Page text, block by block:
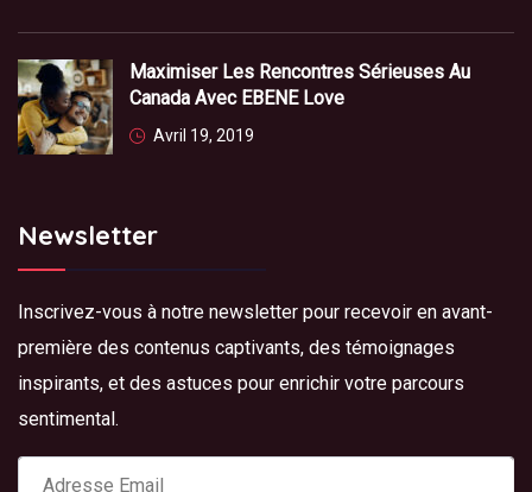
Maximiser Les Rencontres Sérieuses Au
Canada Avec EBENE Love
Avril 19, 2019
Newsletter
Inscrivez-vous à notre newsletter pour recevoir en avant-
première des contenus captivants, des témoignages
inspirants, et des astuces pour enrichir votre parcours
sentimental.